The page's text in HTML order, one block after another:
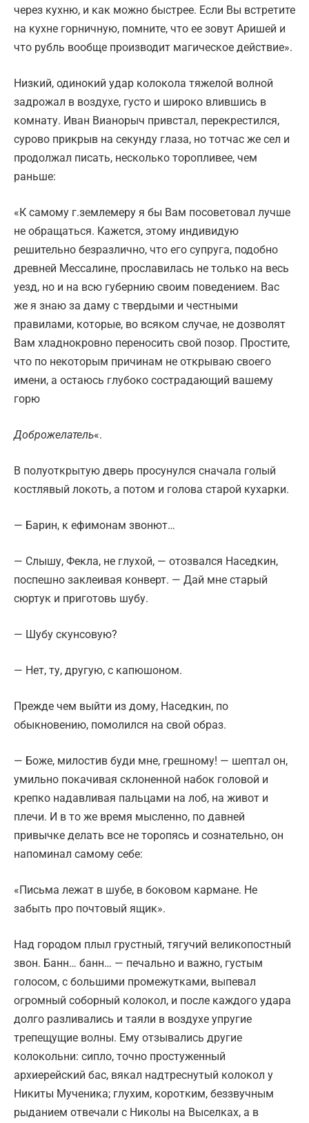
через кухню, и как можно быстрее. Если Вы встретите
на кухне горничную, помните, что ее зовут Аришей и
что рубль вообще производит магическое действие».
Низкий, одинокий удар колокола тяжелой волной
задрожал в воздухе, густо и широко влившись в
комнату. Иван Вианорыч привстал, перекрестился,
сурово прикрыв на секунду глаза, но тотчас же сел и
продолжал писать, несколько торопливее, чем
раньше:
«К самому г.землемеру я бы Вам посоветовал лучше
не обращаться. Кажется, этому индивидую
решительно безразлично, что его супруга, подобно
древней Мессалине, прославилась не только на весь
уезд, но и на всю губернию своим поведением. Вас
же я знаю за даму с твердыми и честными
правилами, которые, во всяком случае, не дозволят
Вам хладнокровно переносить свой позор. Простите,
что по некоторым причинам не открываю своего
имени, а остаюсь глубоко сострадающий вашему
горю
Доброжелатель«.
В полуоткрытую дверь просунулся сначала голый
костлявый локоть, а потом и голова старой кухарки.
— Барин, к ефимонам звонют…
— Слышу, Фекла, не глухой, — отозвался Наседкин,
поспешно заклеивая конверт. — Дай мне старый
сюртук и приготовь шубу.
— Шубу скунсовую?
— Нет, ту, другую, с капюшоном.
Прежде чем выйти из дому, Наседкин, по
обыкновению, помолился на свой образ.
— Боже, милостив буди мне, грешному! — шептал он,
умильно покачивая склоненной набок головой и
крепко надавливая пальцами на лоб, на живот и
плечи. И в то же время мысленно, по давней
привычке делать все не торопясь и сознательно, он
напоминал самому себе:
«Письма лежат в шубе, в боковом кармане. Не
забыть про почтовый ящик».
Над городом плыл грустный, тягучий великопостный
звон. Банн… банн… — печально и важно, густым
голосом, с большими промежутками, выпевал
огромный соборный колокол, и после каждого удара
долго разливались и таяли в воздухе упругие
трепещущие волны. Ему отзывались другие
колокольни: сипло, точно простуженный
архиерейский бас, вякал надтреснутый колокол у
Никиты Мученика; глухим, коротким, беззвучным
рыданием отвечали с Николы на Выселках, а в